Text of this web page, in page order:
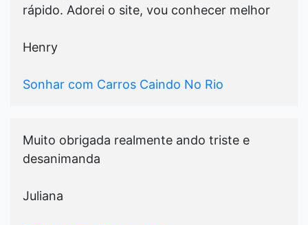
rápido. Adorei o site, vou conhecer melhor
Henry
Sonhar com Carros Caindo No Rio
Muito obrigada realmente ando triste e
desanimanda
Juliana